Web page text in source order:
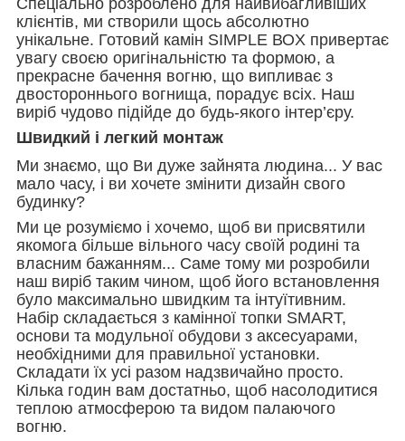
Спеціально розроблено для найвибагливіших
клієнтів, ми створили щось абсолютно
унікальне. Готовий камін SIMPLE ВОX привертає
увагу своєю оригінальністю та формою, а
прекрасне бачення вогню, що випливає з
двостороннього вогнища, порадує всіх. Наш
виріб чудово підійде до будь-якого інтер’єру.
Швидкий і легкий монтаж
Ми знаємо, що Ви дуже зайнята людина... У вас
мало часу, і ви хочете змінити дизайн свого
будинку?
Ми це розуміємо і хочемо, щоб ви присвятили
якомога більше вільного часу своїй родині та
власним бажанням... Саме тому ми розробили
наш виріб таким чином, щоб його встановлення
було максимально швидким та інтуїтивним.
Набір складається з камінної топки SMART,
основи та модульної обудови з аксесуарами,
необхідними для правильної установки.
Складати їх усі разом надзвичайно просто.
Кілька годин вам достатньо, щоб насолодитися
теплою атмосферою та видом палаючого
вогню.